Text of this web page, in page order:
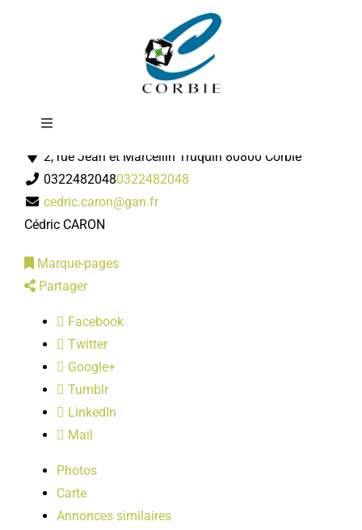
Toggle
Mairie
DÉMARCHES ADMINISTRATIVES
SERVICES MUNICIPAUX
PRATIQUE
PUBLICATIONS
GAN Assurances
2, rue Jean et Marcellin Truquin 80800 Corbie
03224820480322482048
cedric.caron@gan.fr
Cédric CARON
Marque-pages
Partager
Facebook
Twitter
Google+
Tumblr
LinkedIn
Mail
Photos
Carte
Annonces similaires